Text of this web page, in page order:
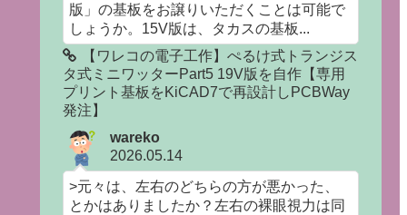
版」の基板をお譲りいただくことは可能で
しょうか。15V版は、タカスの基板...
【ワレコの電子工作】ぺるけ式トランジス
タ式ミニワッターPart5 19V版を自作【専用
プリント基板をKiCAD7で再設計しPCBWay
発注】
wareko
2026.05.14
>元々は、左右のどちらの方が悪かった、
とかはありましたか？左右の裸眼視力は同